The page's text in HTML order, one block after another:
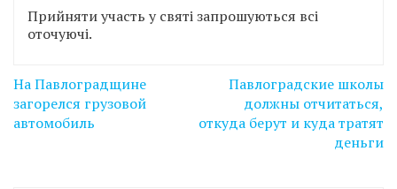
Прийняти участь у святі запрошуються всі
оточуючі.
Навігація
записів
На Павлоградщине
загорелся грузовой
автомобиль
Павлоградские школы
должны отчитаться,
откуда берут и куда тратят
деньги